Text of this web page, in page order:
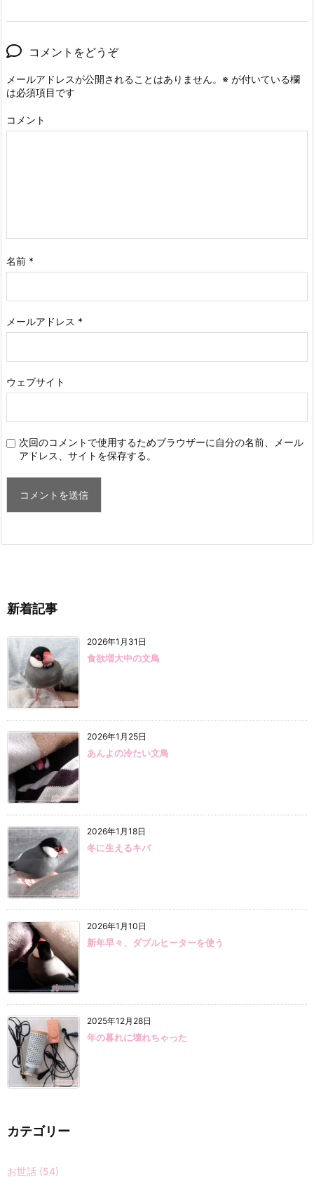
コメントをどうぞ
メールアドレスが公開されることはありません。 ※ が付いている欄
は必須項目です
コメント
名前 *
メールアドレス *
ウェブサイト
次回のコメントで使用するためブラウザーに自分の名前、メール
アドレス、サイトを保存する。
新着記事
2026年1月31日
食欲増大中の文鳥
2026年1月25日
あんよの冷たい文鳥
2026年1月18日
冬に生えるキバ
2026年1月10日
新年早々、ダブルヒーターを使う
2025年12月28日
年の暮れに壊れちゃった
カテゴリー
お世話 (54)